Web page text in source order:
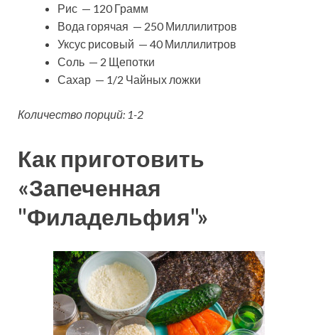
Рис — 120 Грамм
Вода горячая — 250 Миллилитров
Уксус рисовый — 40 Миллилитров
Соль — 2 Щепотки
Сахар — 1/2 Чайных ложки
Количество порций: 1-2
Как приготовить
«Запеченная
"Филадельфия"»